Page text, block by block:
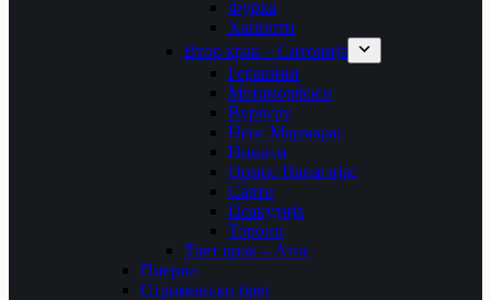
Фурка
Ханиоти
Втор крак – Ситонија
Геракини
Метаморфоси
Вурвуру
Неос Мармарас
Никити
Ормос Панагијас
Сарти
Псакудија
Торони
Трет крак – Атос
Пиериа
Стримонски брег